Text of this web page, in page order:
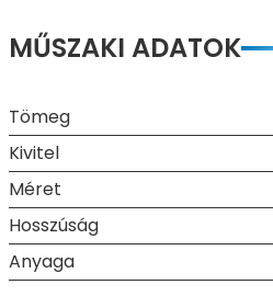
MŰSZAKI ADATOK
Tömeg
Kivitel
Méret
Hosszúság
Anyaga